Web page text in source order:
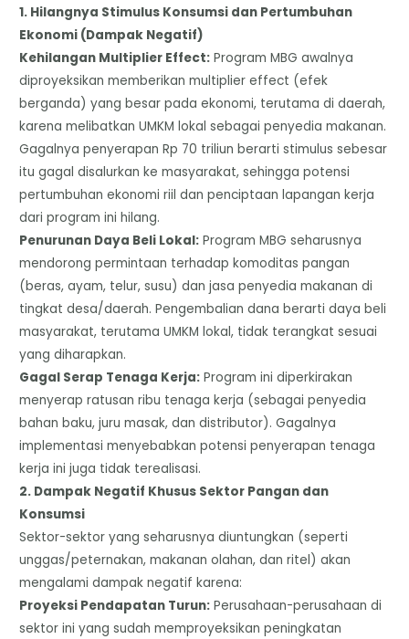
​1. Hilangnya Stimulus Konsumsi dan Pertumbuhan
Ekonomi (Dampak Negatif)
​Kehilangan Multiplier Effect: Program MBG awalnya
diproyeksikan memberikan multiplier effect (efek
berganda) yang besar pada ekonomi, terutama di daerah,
karena melibatkan UMKM lokal sebagai penyedia makanan.
Gagalnya penyerapan Rp 70 triliun berarti stimulus sebesar
itu gagal disalurkan ke masyarakat, sehingga potensi
pertumbuhan ekonomi riil dan penciptaan lapangan kerja
dari program ini hilang.
​Penurunan Daya Beli Lokal: Program MBG seharusnya
mendorong permintaan terhadap komoditas pangan
(beras, ayam, telur, susu) dan jasa penyedia makanan di
tingkat desa/daerah. Pengembalian dana berarti daya beli
masyarakat, terutama UMKM lokal, tidak terangkat sesuai
yang diharapkan.
​Gagal Serap Tenaga Kerja: Program ini diperkirakan
menyerap ratusan ribu tenaga kerja (sebagai penyedia
bahan baku, juru masak, dan distributor). Gagalnya
implementasi menyebabkan potensi penyerapan tenaga
kerja ini juga tidak terealisasi.
​2. Dampak Negatif Khusus Sektor Pangan dan
Konsumsi
​Sektor-sektor yang seharusnya diuntungkan (seperti
unggas/peternakan, makanan olahan, dan ritel) akan
mengalami dampak negatif karena:
​Proyeksi Pendapatan Turun: Perusahaan-perusahaan di
sektor ini yang sudah memproyeksikan peningkatan